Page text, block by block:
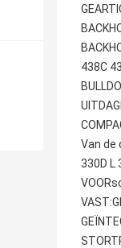
438C
Van de
330D L